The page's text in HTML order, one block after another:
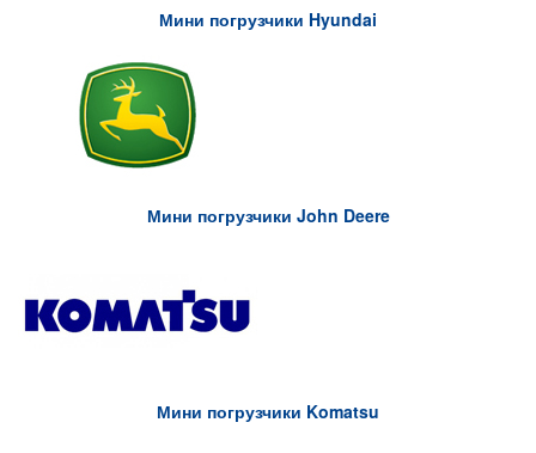
Мини погрузчики Hyundai
Мини погрузчики John Deere
Мини погрузчики Komatsu